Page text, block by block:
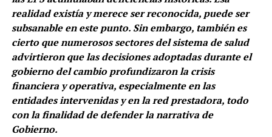
realidad existía y merece ser reconocida, puede ser
subsanable en este punto. Sin embargo, también es
cierto que numerosos sectores del sistema de salud
advirtieron que las decisiones adoptadas durante el
gobierno del cambio profundizaron la crisis
financiera y operativa, especialmente en las
entidades intervenidas y en la red prestadora, todo
con la finalidad de defender la narrativa de
Gobierno.